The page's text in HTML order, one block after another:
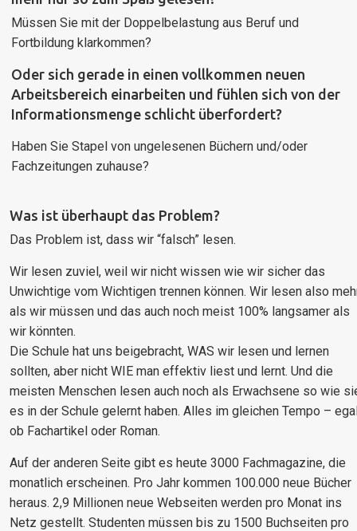
Müssen Sie mit der Doppelbelastung aus Beruf und
Fortbildung klarkommen?
Oder sich gerade in einen vollkommen neuen
Arbeitsbereich einarbeiten und fühlen sich von der
Informationsmenge schlicht überfordert?
Haben Sie Stapel von ungelesenen Büchern und/oder
Fachzeitungen zuhause?
Was ist überhaupt das Problem?
Das Problem ist, dass wir “falsch” lesen.
Wir lesen zuviel, weil wir nicht wissen wie wir sicher das
Unwichtige vom Wichtigen trennen können. Wir lesen also
als wir müssen und das auch noch meist 100% langsamer als
wir könnten.
Die Schule hat uns beigebracht, WAS wir lesen und lernen
sollten, aber nicht WIE man effektiv liest und lernt. Und die
meisten Menschen lesen auch noch als Erwachsene so wie
es in der Schule gelernt haben. Alles im gleichen Tempo –
ob Fachartikel oder Roman.
Auf der anderen Seite gibt es heute 3000 Fachmagazine, die
monatlich erscheinen. Pro Jahr kommen 100.000 neue Bücher
heraus. 2,9 Millionen neue Webseiten werden pro Monat ins
Netz gestellt. Studenten müssen bis zu 1500 Buchseiten pro